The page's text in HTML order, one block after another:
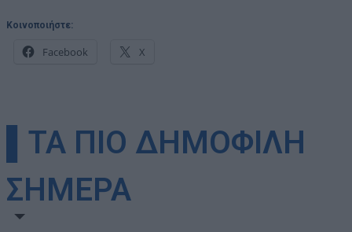
Κοινοποιήστε:
Facebook X
▌ΤΑ ΠΙΟ ΔΗΜΟΦΙΛΗ
ΣΗΜΕΡΑ